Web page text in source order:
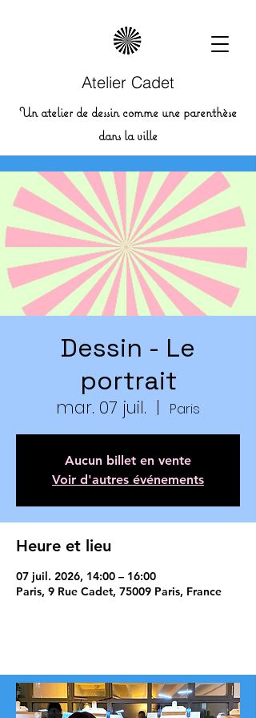
Atelier Cadet
Un atelier de dessin comme une parenthèse
dans la ville
Dessin - Le
portrait
mar. 07 juil.
  |
Paris
Aucun billet en vente
Voir d'autres événements
Heure et lieu
07 juil. 2026, 14:00 – 16:00
Paris, 9 Rue Cadet, 75009 Paris, France